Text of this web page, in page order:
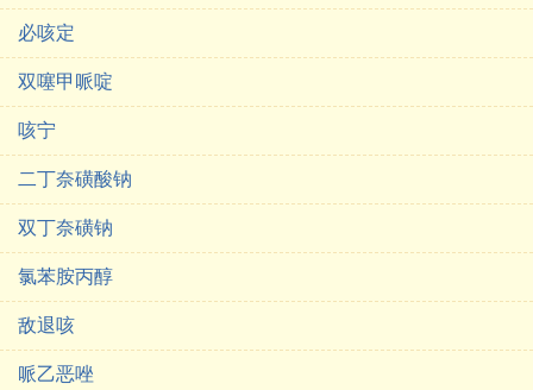
必咳定
双噻甲哌啶
咳宁
二丁奈磺酸钠
双丁奈磺钠
氯苯胺丙醇
敌退咳
哌乙恶唑